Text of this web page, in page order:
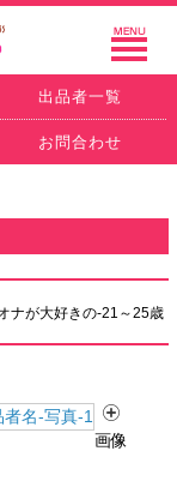
出品者一覧
お問合わせ
ナが大好きの-21～25歳
画像